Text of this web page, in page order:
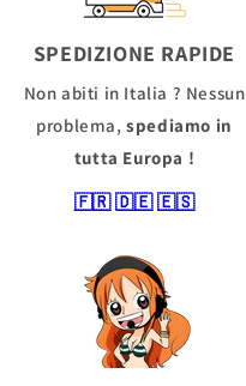
SPEDIZIONE RAPIDE
Non abiti in Italia ? Nessun
problema, spediamo in
tutta Europa !
🇫🇷🇩🇪🇪🇸